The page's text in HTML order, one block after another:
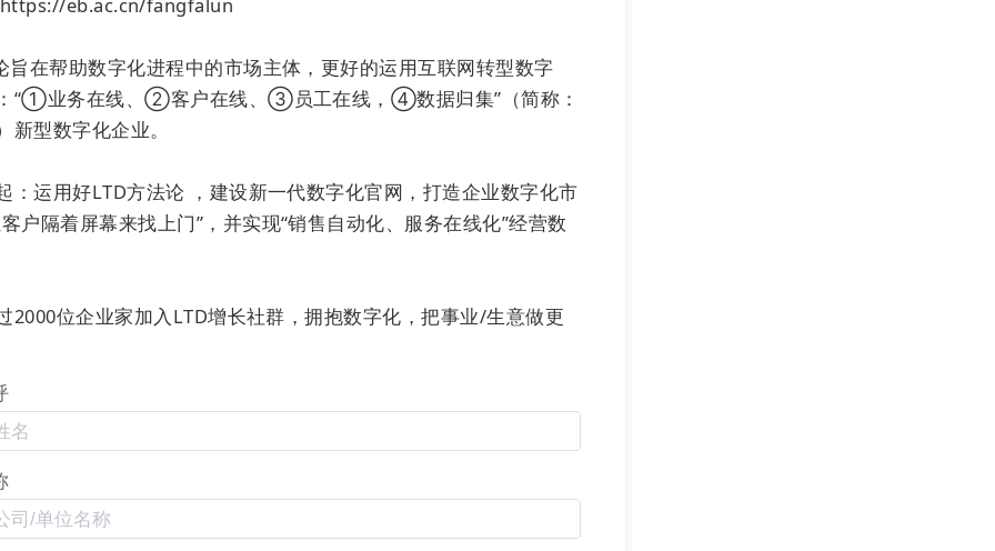
过等保三级认证，也体现出了高水平的安全管理水平和技术实力。在国
的严格把关下，LTD 营销枢纽的核心业务在运行稳定性方面有了很大提
后，LTD
了一道信息安全防线。未来，LTD营销枢纽将持续重视网络安全，不断
全防护体系，以高水准的稳定运行性和数据安全保障，为各行业客户提
、智能的营销服务解决方案。
旨在帮助数字化进程中的市场主体，更好的运用互联网转型数字
“①业务在线、②客户在线、③员工在线，④数据归集”（简称：
新型数字化企业。
：运用好LTD方法论 ，建设新一代数字化官网，打造企业数字化市
户隔着屏幕来找上门”，并实现“销售自动化、服务在线化”经营数
2000位企业家加入LTD增长社群，拥抱数字化，把事业/生意做更